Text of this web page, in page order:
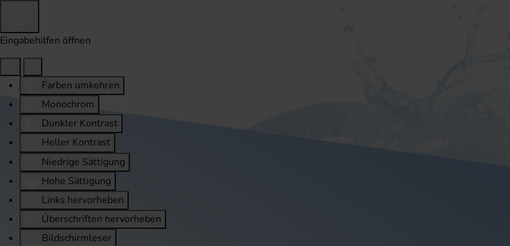
Eingabehilfen öffnen
Farben umkehren
Monochrom
Dunkler Kontrast
Heller Kontrast
Niedrige Sättigung
Hohe Sättigung
Links hervorheben
Überschriften hervorheben
Bildschirmleser